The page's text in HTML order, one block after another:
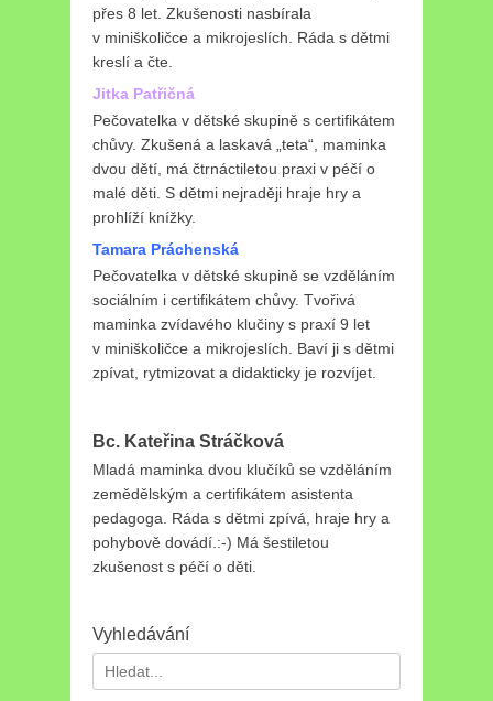
přes 8 let. Zkušenosti nasbírala
v miniškoličce a mikrojeslích. Ráda s dětmi
kreslí a čte.
Jitka Patřičná
Pečovatelka v dětské skupině s certifikátem
chůvy. Zkušená a laskavá „teta“, maminka
dvou dětí, má čtrnáctiletou praxi v péčí o
malé děti. S dětmi nejraději hraje hry a
prohlíží knížky.
Tamara Práchenská
Pečovatelka v dětské skupině se vzděláním
sociálním i certifikátem chůvy. Tvořivá
maminka zvídavého klučiny s praxí 9 let
v miniškoličce a mikrojeslích. Baví ji s dětmi
zpívat, rytmizovat a didakticky je rozvíjet.
Bc. Kateřina Stráčková
Mladá maminka dvou klučíků se vzděláním
zemědělským a certifikátem asistenta
pedagoga. Ráda s dětmi zpívá, hraje hry a
pohybově dovádí.:-) Má šestiletou
zkušenost s péčí o děti.
Vyhledávání
Search
for: